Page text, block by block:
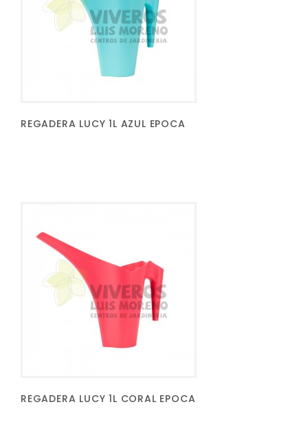
REGADERA LUCY 1L AZUL EPOCA
REGADERA LUCY 1L CORAL EPOCA